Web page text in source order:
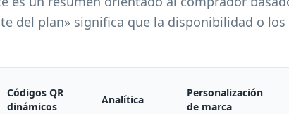
del plan» significa que la disponibilidad o
Códigos QR
dinámicos
Analítica
Personalización
de marca